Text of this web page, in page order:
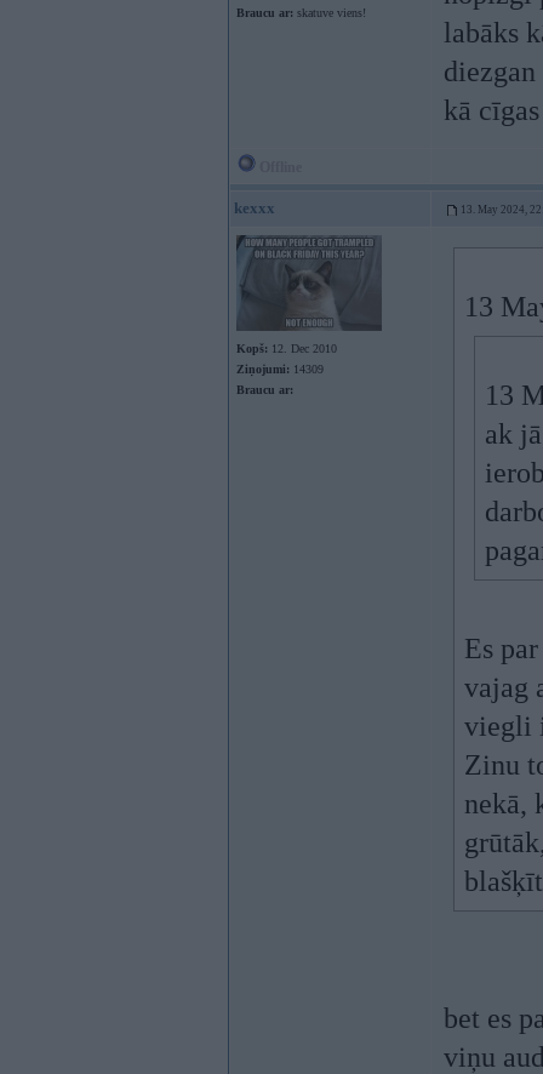
Braucu ar: skatuve viens!
labāks
kā
kexxx 13. May 2024,
Kopš: 12. Dec 2010
Ziņojumi: 14309
Braucu ar:
13
13
ak
Es
vajag
viegli
Zinu
nekā,
bet es
viņu